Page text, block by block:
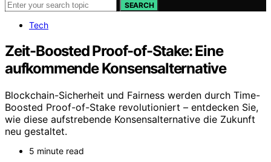
SEARCH
Tech
Zeit-Boosted Proof-of-Stake: Eine
aufkommende Konsensalternative
Blockchain-Sicherheit und Fairness werden durch Time-
Boosted Proof-of-Stake revolutioniert – entdecken Sie,
wie diese aufstrebende Konsensalternative die Zukunft
neu gestaltet.
5 minute read